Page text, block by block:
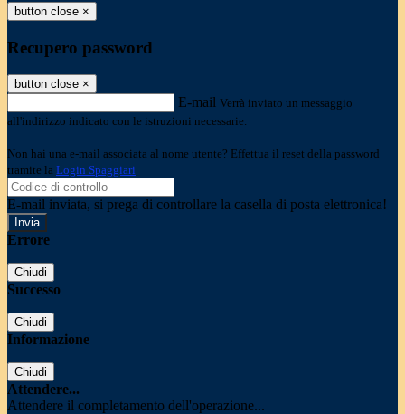
button close ×
Recupero password
button close ×
E-mail Verrà inviato un messaggio
all'indirizzo indicato con le istruzioni necessarie.
Non hai una e-mail associata al nome utente? Effettua il reset della password
tramite la Login Spaggiari
E-mail inviata, si prega di controllare la casella di posta elettronica!
Errore
Chiudi
Successo
Chiudi
Informazione
Chiudi
Attendere...
Attendere il completamento dell'operazione...